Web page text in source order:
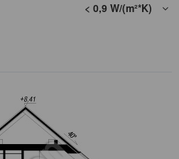
< 0,9 W/(m²*K)